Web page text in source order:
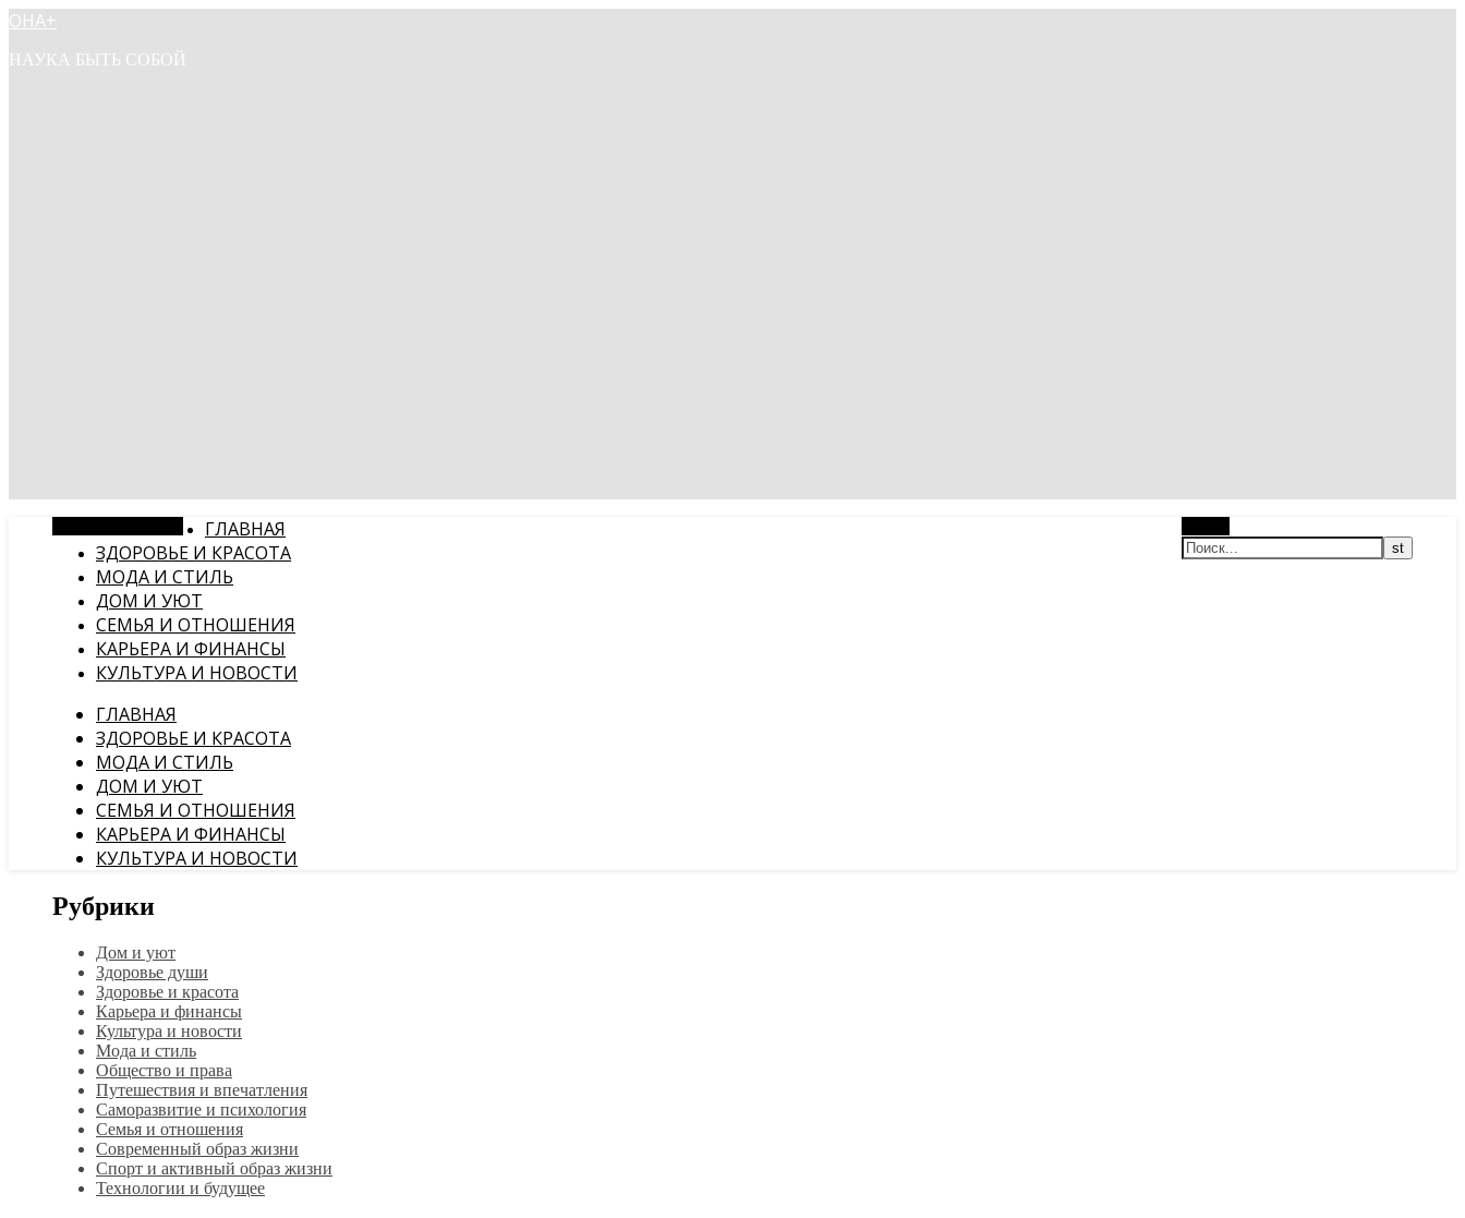
ОНА+
НАУКА БЫТЬ СОБОЙ
ГЛАВНАЯ
ЗДОРОВЬЕ И КРАСОТА
МОДА И СТИЛЬ
ДОМ И УЮТ
СЕМЬЯ И ОТНОШЕНИЯ
КАРЬЕРА И ФИНАНСЫ
КУЛЬТУРА И НОВОСТИ
ГЛАВНАЯ
ЗДОРОВЬЕ И КРАСОТА
МОДА И СТИЛЬ
ДОМ И УЮТ
СЕМЬЯ И ОТНОШЕНИЯ
КАРЬЕРА И ФИНАНСЫ
КУЛЬТУРА И НОВОСТИ
Рубрики
Дом и уют
Здоровье души
Здоровье и красота
Карьера и финансы
Культура и новости
Мода и стиль
Общество и права
Путешествия и впечатления
Саморазвитие и психология
Семья и отношения
Современный образ жизни
Спорт и активный образ жизни
Технологии и будущее